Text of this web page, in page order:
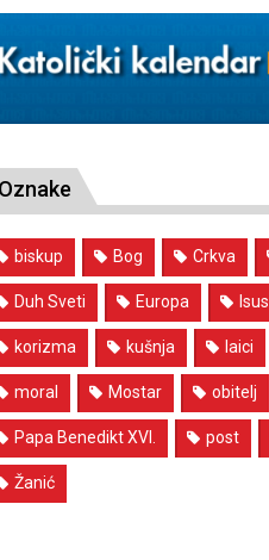
Oznake
biskup Bog Crkva
Duh Sveti Europa Isus
korizma kušnja laici
moral Mostar obitelj
Papa Benedikt XVI. post
Žanić